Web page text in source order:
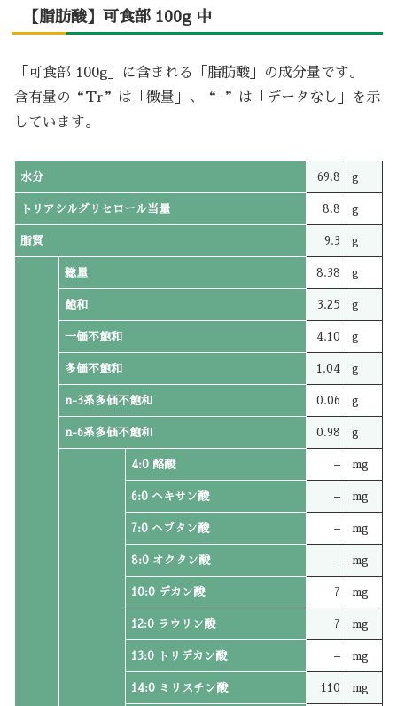
【脂肪酸】可食部 100g 中
「可食部 100g」に含まれる「脂肪酸」の成分量です。
含有量の“Tr”は「微量」、“-”は「データなし」を示
しています。
水分 69.8 g
トリアシルグリセロール当量 8.8 g
脂質 9.3 g
総量 8.38 g
飽和 3.25 g
一価不飽和 4.10 g
多価不飽和 1.04 g
n-3系多価不飽和 0.06 g
n-6系多価不飽和 0.98 g
4:0 酪酸 – mg
6:0 ヘキサン酸 – mg
7:0 ヘプタン酸 – mg
8:0 オクタン酸 – mg
10:0 デカン酸 7 mg
12:0 ラウリン酸 7 mg
13:0 トリデカン酸 – mg
14:0 ミリスチン酸 110 mg